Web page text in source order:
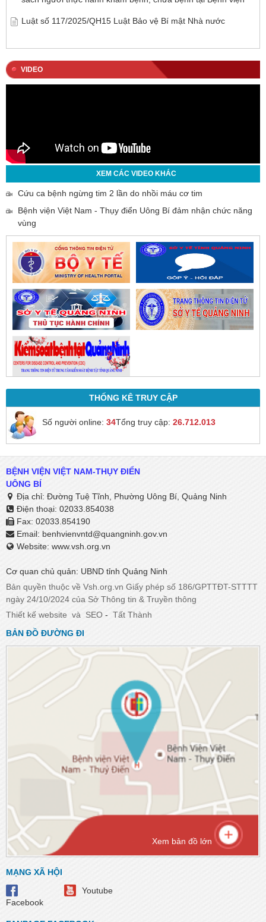
Luật số 117/2025/QH15 Luật Bảo vệ Bí mật Nhà nước
VIDEO
XEM CÁC VIDEO KHÁC
Cứu ca bệnh ngừng tim 2 lần do nhồi máu cơ tim
Bệnh viện Việt Nam - Thụy điển Uông Bí đảm nhận chức năng
vùng
THỐNG KÊ TRUY CẬP
Số người online: 34Tổng truy cập: 26.712.013
BỆNH VIỆN VIỆT NAM-THỤY ĐIỂN
UÔNG BÍ
Địa chỉ: Đường Tuệ Tĩnh, Phường Uông Bí, Quảng Ninh
Điện thoại: 02033.854038
Fax: 02033.854190
Email: benhvienvntd@quangninh.gov.vn​​​​​​​
Website: www.vsh.org.vn
Cơ quan chủ quản: UBND tỉnh Quảng Ninh
Bản quyền thuộc về Vsh.org.vn Giấy phép số 186/GPTTĐT-STTTT
ngày 24/10/2024 của Sở Thông tin & Truyền thông
Thiết kế website và SEO - Tất Thành
BẢN ĐỒ ĐƯỜNG ĐI
Xem bản đồ lớn
MẠNG XÃ HỘI
Facebook
Youtube